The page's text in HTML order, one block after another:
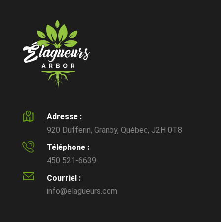
Adresse :
920 Dufferin, Granby, Québec, J2H 0T8
Téléphone :
450 521-6639
Courriel :
info@elagueurs.com